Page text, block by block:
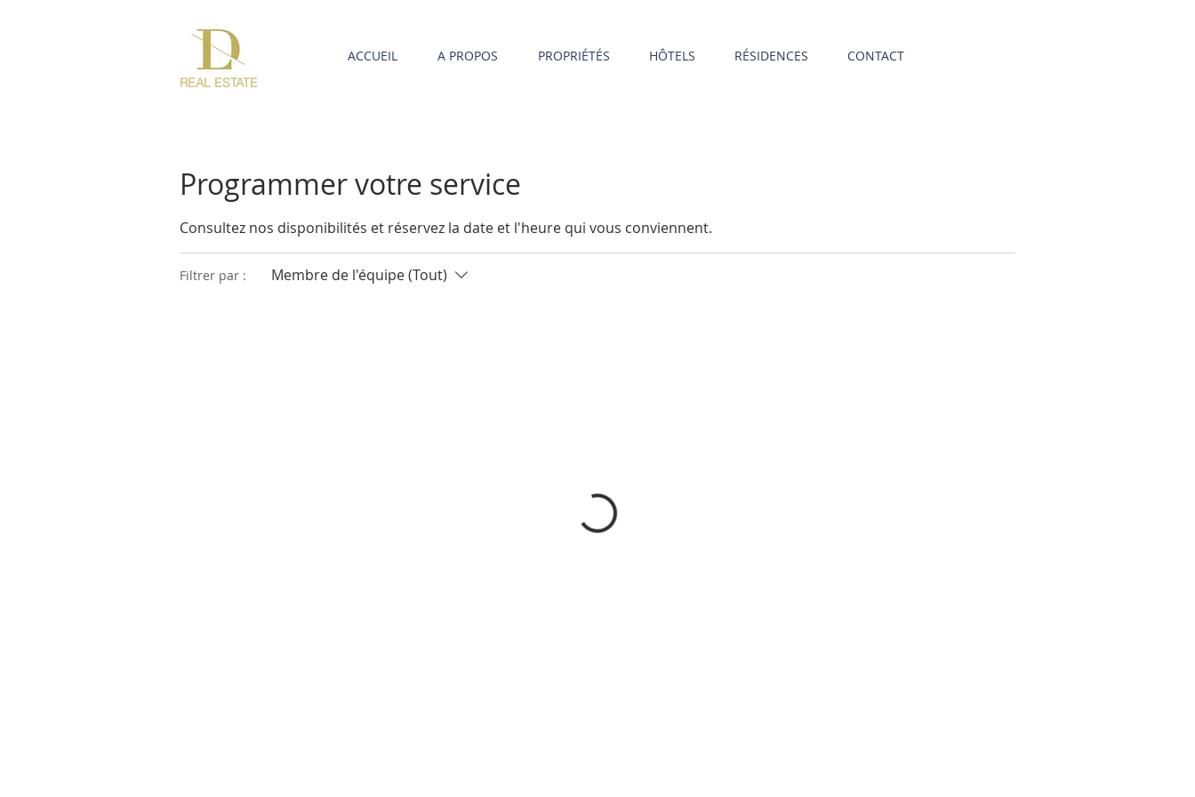
REAL ESTATE
ACCUEIL A PROPOS PROPRIÉTÉS HÔTELS RÉSIDENCES CONTACT
Programmer votre service
Consultez nos disponibilités et réservez la date et l'heure qui vous conviennent.
Filtrer par : Membre de l'équipe (Tout)